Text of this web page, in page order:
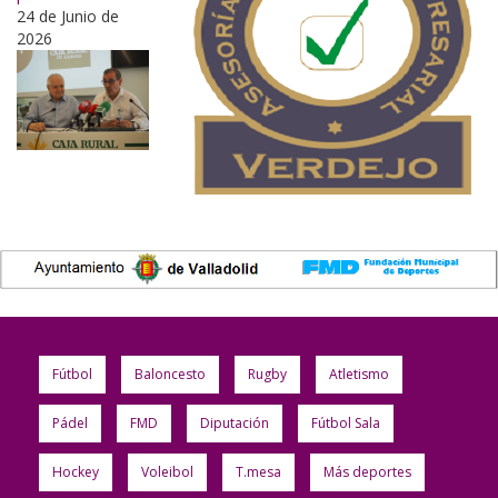
24 de Junio de
2026
Fútbol Baloncesto Rugby Atletismo
Pádel FMD Diputación Fútbol Sala
Hockey Voleibol T.mesa Más deportes